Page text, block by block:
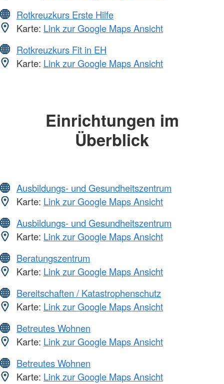
Rotkreuzkurs Erste Hilfe
Karte: Link zur Google Maps Ansicht
Rotkreuzkurs Fit in EH
Karte: Link zur Google Maps Ansicht
Einrichtungen im
Überblick
Ausbildungs- und Gesundheitszentrum
Karte: Link zur Google Maps Ansicht
Ausbildungs- und Gesundheitszentrum
Karte: Link zur Google Maps Ansicht
Beratungszentrum
Karte: Link zur Google Maps Ansicht
Bereitschaften / Katastrophenschutz
Karte: Link zur Google Maps Ansicht
Betreutes Wohnen
Karte: Link zur Google Maps Ansicht
Betreutes Wohnen
Karte: Link zur Google Maps Ansicht